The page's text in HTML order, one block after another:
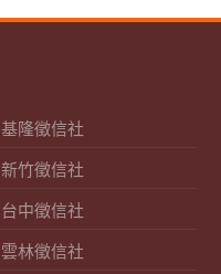
基隆徵信社
新竹徵信社
台中徵信社
雲林徵信社